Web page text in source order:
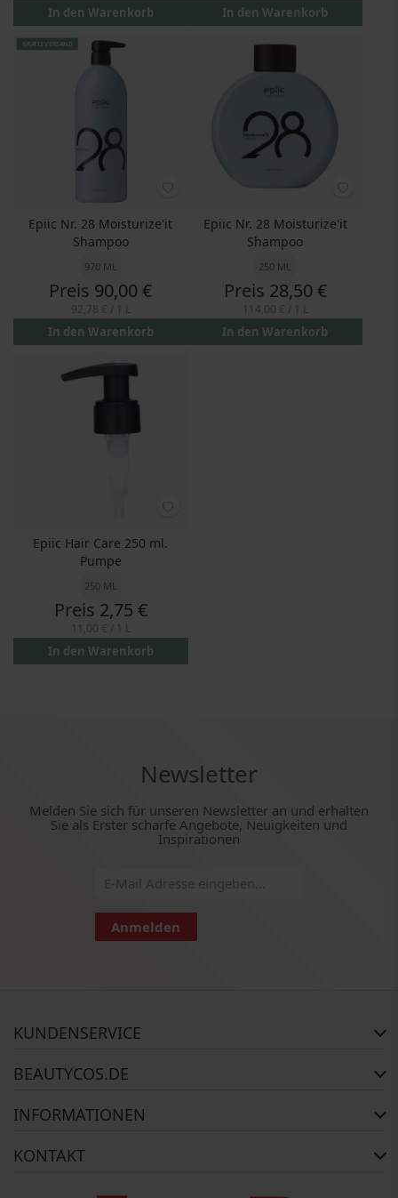
In den Warenkorb In den Warenkorb
GRATIS VERSAND
Epiic Nr. 28 Moisturize'it
Shampoo
970 ML
Preis 90,00 €
In den Warenkorb
Epiic Nr. 28 Moisturize'it
Shampoo
250 ML
Preis 28,50 €
In den Warenkorb
Epiic Hair Care 250 ml.
Pumpe
250 ML
Preis 2,75 €
In den Warenkorb
Newsletter
Melden Sie sich für unseren Newsletter an und erhalten
Sie als Erster scharfe Angebote, Neuigkeiten und
Inspirationen
Anmelden
KUNDENSERVICE
Reklamationsrecht
BEAUTYCOS.DE
INFORMATIONEN
KONTAKT